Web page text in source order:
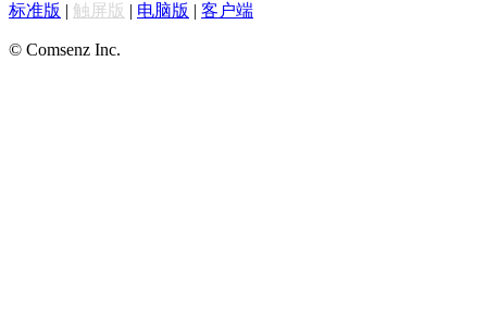
标准版 | 触屏版 | 电脑版 | 客户端
© Comsenz Inc.